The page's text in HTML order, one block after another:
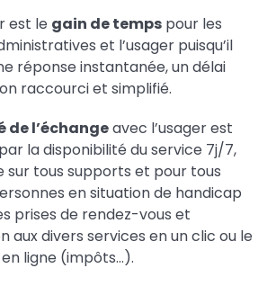
est le gain de temps pour les
et l’usager puisqu’il
réponse instantanée, un délai
raccourci et simplifié.
de l’échangeavec l’usager est
la disponibilité du service 7j/7,
sur tous supports et pour tous
en situation de handicap
prises de rendez-vous et
aux divers services en un clic ou le
ligne (impôts…).